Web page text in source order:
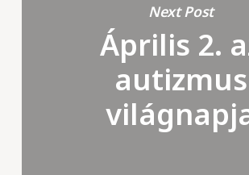
Next Post
Április 2.
autizmus